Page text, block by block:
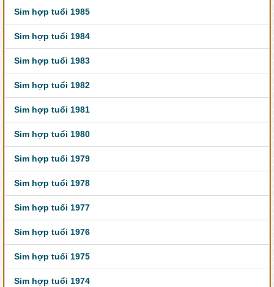
Sim hợp tuổi 1985
Sim hợp tuổi 1984
Sim hợp tuổi 1983
Sim hợp tuổi 1982
Sim hợp tuổi 1981
Sim hợp tuổi 1980
Sim hợp tuổi 1979
Sim hợp tuổi 1978
Sim hợp tuổi 1977
Sim hợp tuổi 1976
Sim hợp tuổi 1975
Sim hợp tuổi 1974